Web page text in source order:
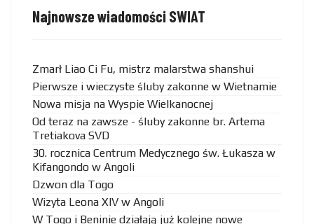
Najnowsze wiadomości SWIAT
Zmarł Liao Ci Fu, mistrz malarstwa shanshui
Pierwsze i wieczyste śluby zakonne w Wietnamie
Nowa misja na Wyspie Wielkanocnej
Od teraz na zawsze - śluby zakonne br. Artema
Tretiakova SVD
30. rocznica Centrum Medycznego św. Łukasza w
Kifangondo w Angoli
Dzwon dla Togo
Wizyta Leona XIV w Angoli
W Togo i Beninie działają już kolejne nowe